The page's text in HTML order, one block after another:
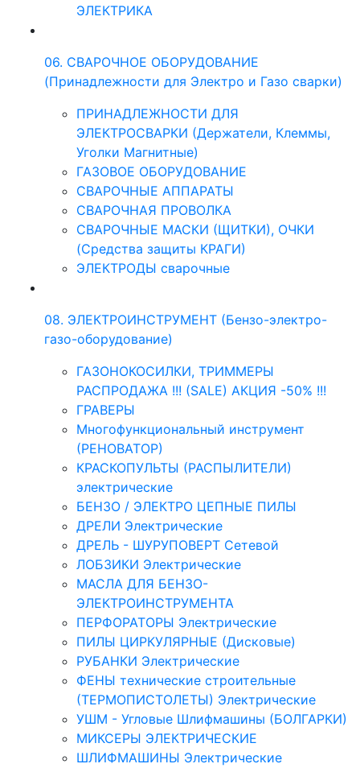
ЭЛЕКТРИКА
06. СВАРОЧНОЕ ОБОРУДОВАНИЕ
(Принадлежности для Электро и Газо сварки)
ПРИНАДЛЕЖНОСТИ ДЛЯ
ЭЛЕКТРОСВАРКИ (Держатели, Клеммы,
Уголки Магнитные)
ГАЗОВОЕ ОБОРУДОВАНИЕ
СВАРОЧНЫЕ АППАРАТЫ
СВАРОЧНАЯ ПРОВОЛКА
СВАРОЧНЫЕ МАСКИ (ЩИТКИ), ОЧКИ
(Средства защиты КРАГИ)
ЭЛЕКТРОДЫ сварочные
08. ЭЛЕКТРОИНСТРУМЕНТ (Бензо-электро-
газо-оборудование)
ГАЗОНОКОСИЛКИ, ТРИММЕРЫ
РАСПРОДАЖА !!! (SALE) АКЦИЯ -50% !!!
ГРАВЕРЫ
Многофункциональный инструмент
(РЕНОВАТОР)
КРАСКОПУЛЬТЫ (РАСПЫЛИТЕЛИ)
электрические
БЕНЗО / ЭЛЕКТРО ЦЕПНЫЕ ПИЛЫ
ДРЕЛИ Электрические
ДРЕЛЬ - ШУРУПОВЕРТ Сетевой
ЛОБЗИКИ Электрические
МАСЛА ДЛЯ БЕНЗО-
ЭЛЕКТРОИНСТРУМЕНТА
ПЕРФОРАТОРЫ Электрические
ПИЛЫ ЦИРКУЛЯРНЫЕ (Дисковые)
РУБАНКИ Электрические
ФЕНЫ технические строительные
(ТЕРМОПИСТОЛЕТЫ) Электрические
УШМ - Угловые Шлифмашины (БОЛГАРКИ)
МИКСЕРЫ ЭЛЕКТРИЧЕСКИЕ
ШЛИФМАШИНЫ Электрические